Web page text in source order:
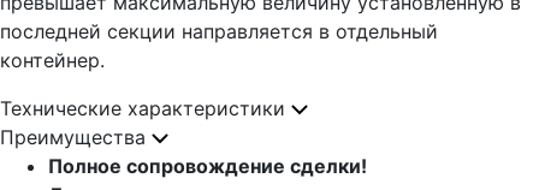
последней секции направляется в отдельный
контейнер.
Технические характеристики
Преимущества
Полное сопровождение сделки!